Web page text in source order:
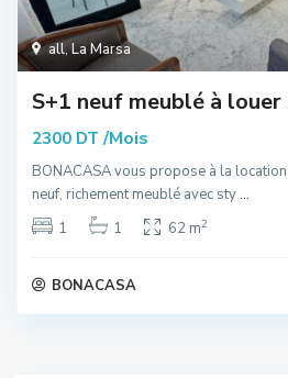
all,La Marsa
S+1 neuf meublé à louer
2300 DT /Mois
BONACASA vous propose à la
neuf, richement meublé avec sty...
1
1 62 m2
BONACASA